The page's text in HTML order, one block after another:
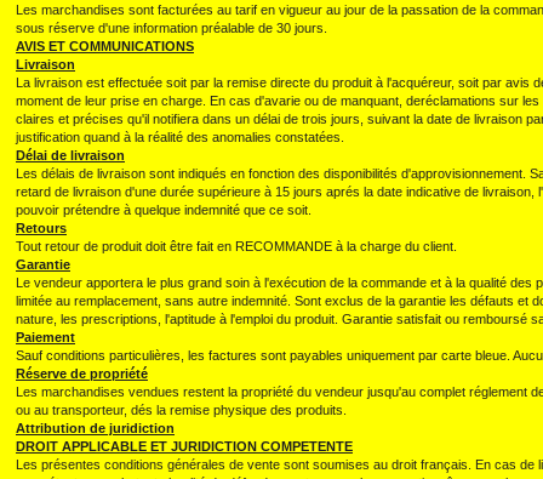
Les marchandises sont facturées au tarif en vigueur au jour de la passation de la
sous réserve d'une information préalable de 30 jours.
AVIS ET COMMUNICATIONS
Livraison
La livraison est effectuée soit par la remise directe du produit à l'acquéreur, soit par
moment de leur prise en charge. En cas d'avarie ou de manquant, deréclamations sur
claires et précises qu'il notifiera dans un délai de trois jours, suivant la date de livraison
justification quand à la réalité des anomalies constatées.
Délai de livraison
Les délais de livraison sont indiqués en fonction des disponibilités d'approvisionnement.
retard de livraison d'une durée supérieure à 15 jours aprés la date indicative de
pouvoir prétendre à quelque indemnité que ce soit.
Retours
Tout retour de produit doit être fait en RECOMMANDE à la charge du client.
Garantie
Le vendeur apportera le plus grand soin à l'exécution de la commande et à la qualité
limitée au remplacement, sans autre indemnité. Sont exclus de la garantie les défauts
nature, les prescriptions, l'aptitude à l'emploi du produit. Garantie satisfait ou remboursé
Paiement
Sauf conditions particulières, les factures sont payables uniquement par carte bleue.
Réserve de propriété
Les marchandises vendues restent la propriété du vendeur jusqu'au complet
ou au transporteur, dés la remise physique des produits.
Attribution de juridiction
DROIT APPLICABLE ET JURIDICTION COMPETENTE
Les présentes conditions générales de vente sont soumises au droit français. En cas